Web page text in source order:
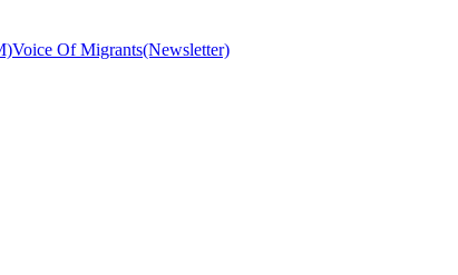
Voice Of Migrants(Newsletter)